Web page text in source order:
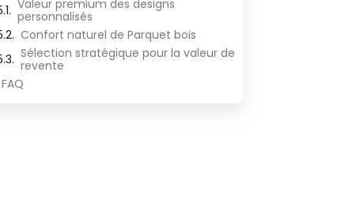
Valeur premium des designs
personnalisés
Confort naturel de Parquet bois
Sélection stratégique pour la valeur de
revente
FAQ